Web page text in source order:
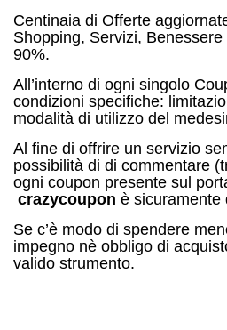
Centinaia di Offerte
Shopping, Servizi,
90%.
All’interno di ogni singolo
condizioni specifiche:
modalità di utilizzo del
Al fine di offrire un servizio
possibilità di di commentare
ogni coupon presente sul
crazycoupon è sicuramente
Se c’è modo di spendere
impegno nè obbligo di
valido strumento.